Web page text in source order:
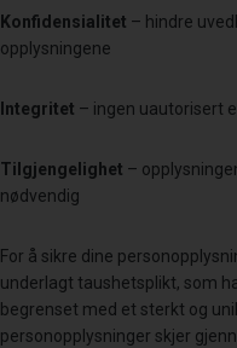
Konfidensialitet – hindre
opplysningene
Integritet – ingen uautorisert
Tilgjengelighet –
nødvendig
For å sikre dine
underlagt taushetsplikt, som
begrenset med et sterkt og
personopplysninger skjer